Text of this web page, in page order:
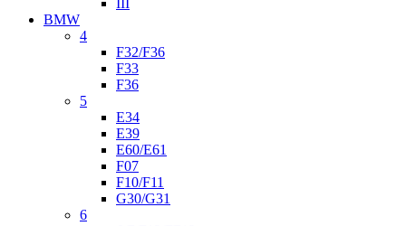
III
BMW
4
F32/F36
F33
F36
5
E34
E39
E60/E61
F07
F10/F11
G30/G31
6